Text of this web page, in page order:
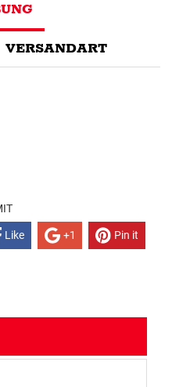
VERSANDART
Like +1 Pin it